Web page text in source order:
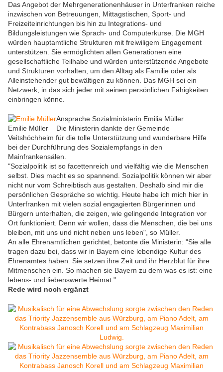
Das Angebot der Mehrgenerationenhäuser in Unterfranken reiche
inzwischen von Betreuungen, Mittagstischen, Sport- und
Freizeiteinrichtungen bis hin zu Integrations- und
Bildungsleistungen wie Sprach- und Computerkurse. Die MGH
würden hauptamtliche Strukturen mit freiwiligem Engagement
unterstützen. Sie ermöglichten allen Generationen eine
gesellschaftliche Teilhabe und würden unterstützende Angebote
und Strukturen vorhalten, um den Alltag als Familie oder als
Alleinstehender gut bewältigen zu können. Das MGH sei ein
Netzwerk, in das sich jeder mit seinen persönlichen Fähigkeiten
einbringen könne.
Emilie Müller
Ansprache Sozialministerin Emilia Müller
Die Ministerin dankte der Gemeinde
Veitshöchheim für die tolle Unterstützung und wunderbare Hilfe
bei der Durchführung des Sozialempfangs in den
Mainfrankensälen.
"Sozialpolitik ist so facettenreich und vielfältig wie die Menschen
selbst. Dies macht es so spannend. Sozialpolitik können wir aber
nicht nur vom Schreibtisch aus gestalten. Deshalb sind mir die
persönlichen Gespräche so wichtig. Heute habe ich mich hier in
Unterfranken mit vielen sozial engagierten Bürgerinnen und
Bürgern unterhalten, die zeigen, wie gelingende Integration vor
Ort funktioniert. Denn wir wollen, dass die Menschen, die bei uns
bleiben, mit uns und nicht neben uns leben", so Müller.
An alle Ehrenamtlichen gerichtet, betonte die Ministerin: "Sie alle
tragen dazu bei, dass wir in Bayern eine lebendige Kultur des
Ehrenamtes haben. Sie setzen ihre Zeit und ihr Herzblut für ihre
Mitmenschen ein. So machen sie Bayern zu dem was es ist: eine
lebens- und liebenswerte Heimat."
Rede wird noch ergänzt